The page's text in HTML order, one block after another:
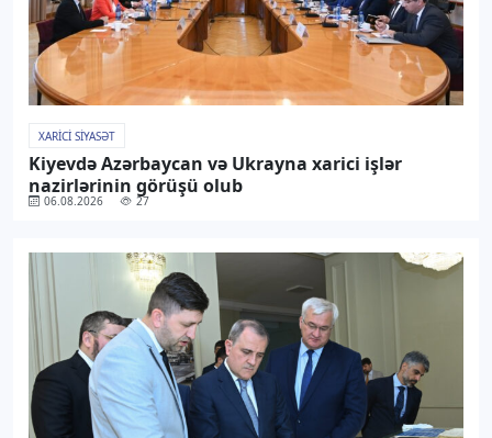
XARICI SIYASƏT
Kiyevdə Azərbaycan və Ukrayna xarici işlər
nazirlərinin görüşü olub
06.08.2026 27